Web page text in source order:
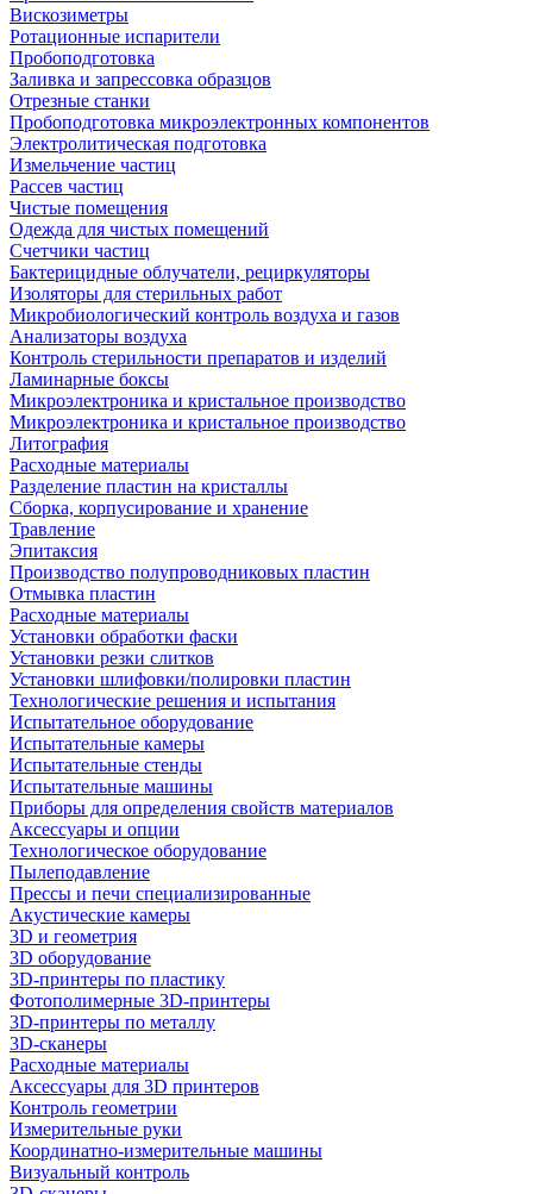
Вискозиметры
Ротационные испарители
Пробоподготовка
Заливка и запрессовка образцов
Отрезные станки
Пробоподготовка микроэлектронных компонентов
Электролитическая подготовка
Измельчение частиц
Рассев частиц
Чистые помещения
Одежда для чистых помещений
Счетчики частиц
Бактерицидные облучатели, рециркуляторы
Изоляторы для стерильных работ
Микробиологический контроль воздуха и газов
Анализаторы воздуха
Контроль стерильности препаратов и изделий
Ламинарные боксы
Микроэлектроника и кристальное производство
Микроэлектроника и кристальное производство
Литография
Расходные материалы
Разделение пластин на кристаллы
Сборка, корпусирование и хранение
Травление
Эпитаксия
Производство полупроводниковых пластин
Отмывка пластин
Расходные материалы
Установки обработки фаски
Установки резки слитков
Установки шлифовки/полировки пластин
Технологические решения и испытания
Испытательное оборудование
Испытательные камеры
Испытательные стенды
Испытательные машины
Приборы для определения свойств материалов
Аксессуары и опции
Технологическое оборудование
Пылеподавление
Прессы и печи специализированные
Акустические камеры
3D и геометрия
3D оборудование
3D-принтеры по пластику
Фотополимерные 3D-принтеры
3D-принтеры по металлу
3D-сканеры
Расходные материалы
Аксессуары для 3D принтеров
Контроль геометрии
Измерительные руки
Координатно-измерительные машины
Визуальный контроль